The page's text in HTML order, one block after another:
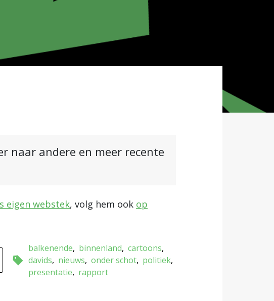
naar andere en meer recente
eigen webstek, volg hem ook op
balkenende binnenland cartoons
davids
nieuws onder schot politiek
presentatie
rapport